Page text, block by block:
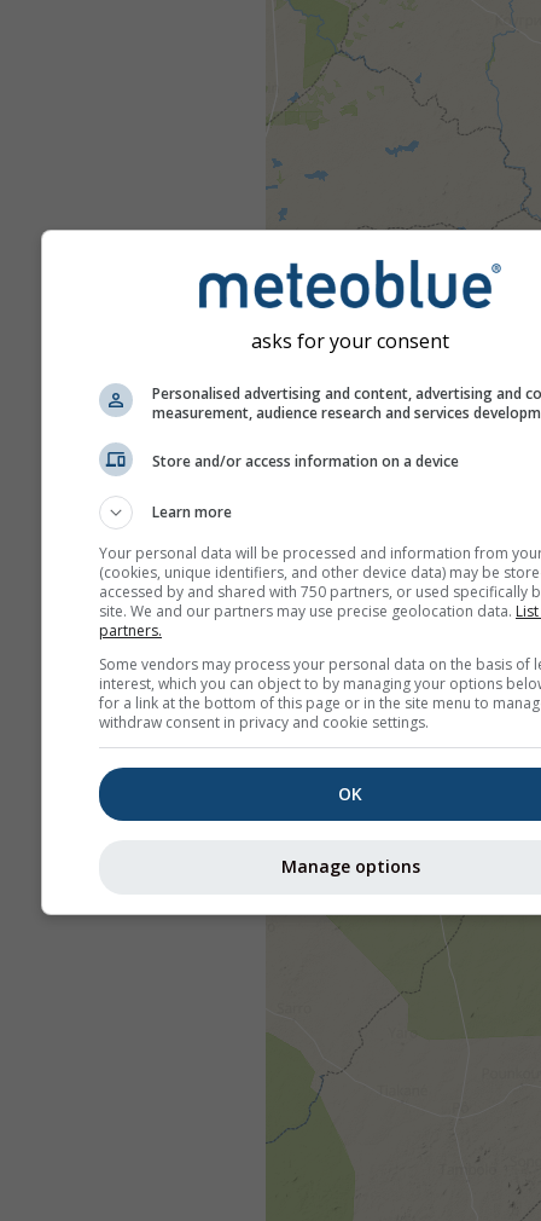
asks for your consent
Personalised advertising and content, advertising and
measurement, audience research and services
Store and/or access information on a device
Learn more
Your personal data will be processed and information from
(cookies, unique identifiers, and other device data) may be
accessed by and shared with 750 partners, or used specifically
site. We and our partners may use precise geolocation data.
partners.
Some vendors may process your personal data on the basis of
interest, which you can object to by managing your options
for a link at the bottom of this page or in the site menu to
withdraw consent in privacy and cookie settings.
OK
Manage options